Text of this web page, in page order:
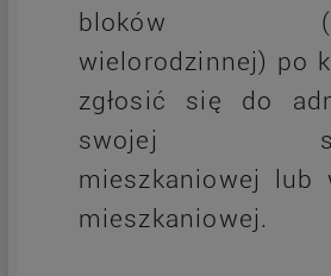
bloków
wielorodzinnej) po
zgłosić się do
swojej
mieszkaniowej lub
mieszkaniowej.